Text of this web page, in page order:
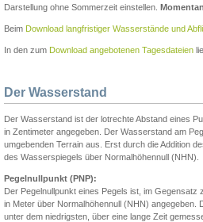
Darstellung ohne Sommerzeit einstellen.
Beim Download langfristiger Wasserstände und
In den zum Download angebotenen Tagesdateien
Der Wasserstand
Der Wasserstand ist der lotrechte Abstand eines
in Zentimeter angegeben. Der Wasserstand am
umgebenden Terrain aus. Erst durch die Addition
des Wasserspiegels über Normalhöhennull (NHN).
Pegelnullpunkt (PNP):
Der Pegelnullpunkt eines Pegels ist, im
in Meter über Normalhöhennull (NHN) angegeben.
unter dem niedrigsten, über eine lange Zeit